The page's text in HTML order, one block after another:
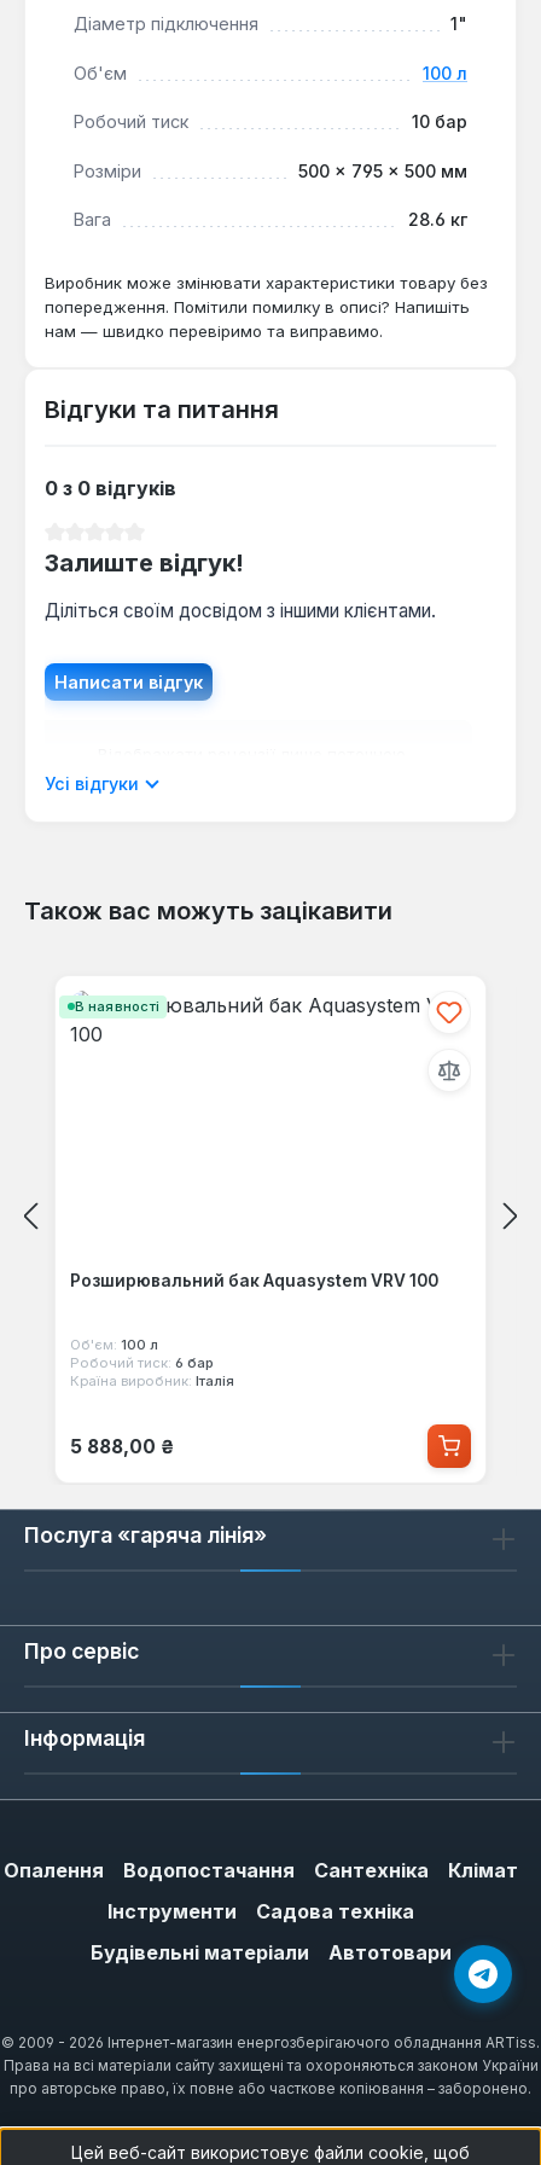
температурне розширення рідини. Він забезпечує
пошкодженню та продовжуючи термін служби
обладнання. Модель Elbi ERCE 100 підходить для
використання як у побутових, так і в комерційних
системах опалення.
Діаметр підключення 1"
Об'єм 100 л
Робочий тиск 10 бар
Розміри 500 × 795 × 500 мм
Вага 28.6 кг
Виробник може змінювати характеристики товару без
попередження. Помітили помилку в описі? Напишіть
нам — швидко перевіримо та виправимо.
Відгуки та питання
0 з 0 відгуків
Залиште відгук!
Діліться своїм досвідом з іншими клієнтами.
Написати відгук
мовою.
Відгуків не знайдено. Поділіться
Усі відгуки
Також вас можуть зацікавити
В наявності
Розширювальний бак Aquasystem VRV 100
Об'єм: 100 л
Робочий тиск: 6 бар
Країна виробник: Італія
Звичайна ціна:
5 888,00 ₴
Послуга «гаряча лінія»
Про сервіс
Інформація
Опалення Водопостачання Сантехніка
Клімат
Інструменти
Садова техніка
Будівельні матеріали
Автотовари
© 2009 - 2026 Інтернет-магазин енергозберігаючого обладнання ARTiss.
Права на всі матеріали сайту захищені та охороняються законом України
про авторське право, їх повне або часткове копіювання – заборонено.
Цей веб-сайт використовує файли cookie, щоб